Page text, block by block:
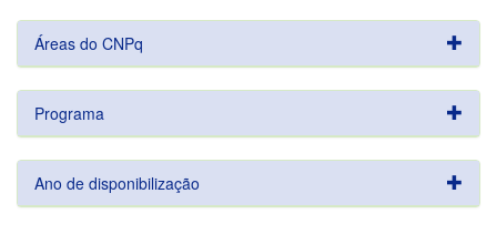
Áreas do CNPq
Programa
Ano de disponibilização